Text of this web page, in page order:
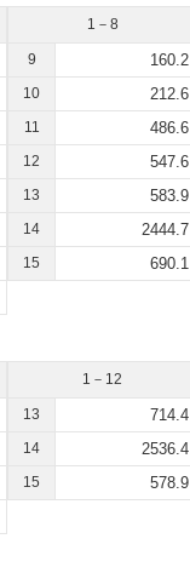
1－8
9 160.2
10 212.6
11 486.6
12 547.6
13 583.9
14 2444.7
15 690.1
1－12
13 714.4
14 2536.4
15 578.9